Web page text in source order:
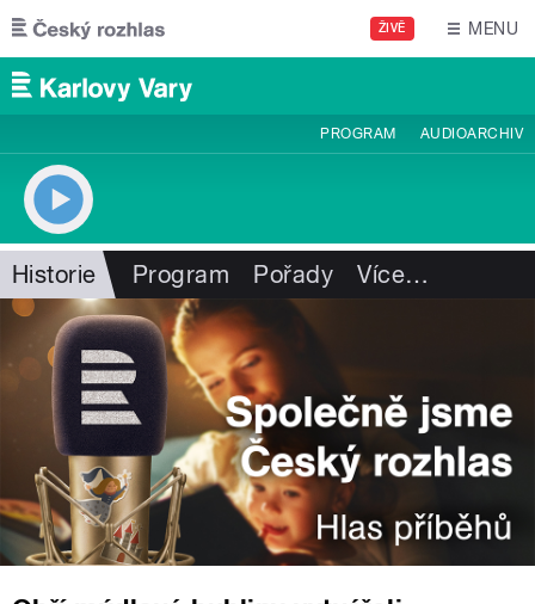
Přejít k hlavnímu obsahu
ŽIVĚ MENU
PROGRAM AUDIOARCHIV
Historie Program Pořady Více…